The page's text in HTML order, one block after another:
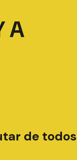
A
de todos